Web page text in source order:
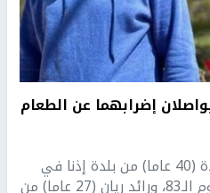
إضرابهما عن الطعام
يواصل المعتقلان خليل عواودة (40 عاما) من بلدة إذنا في
الخليل إضرابه عن الطعام لليوم الـ83، ورائد ريان (27 عاما) من